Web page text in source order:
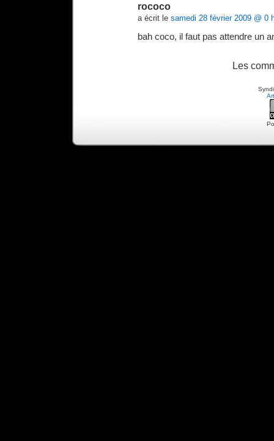
rococo
a écrit le samedi 28 février 2009 @ 0
bah coco, il faut pas attendre un
Les